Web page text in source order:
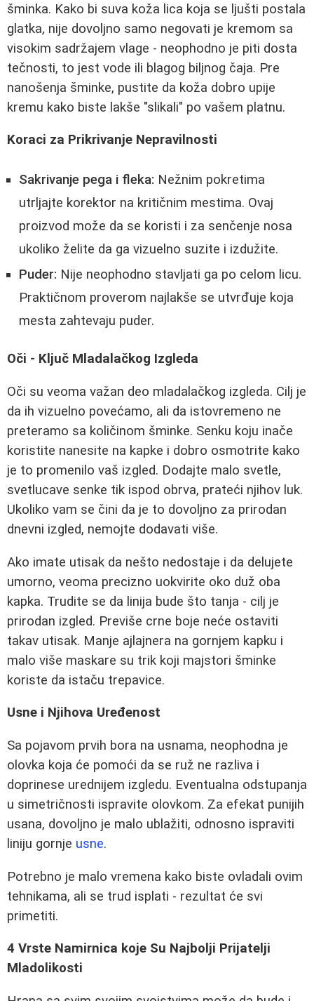
šminka. Kako bi suva koža lica koja se ljušti postala
glatka, nije dovoljno samo negovati je kremom sa
visokim sadržajem vlage - neophodno je piti dosta
tečnosti, to jest vode ili blagog biljnog čaja. Pre
nanošenja šminke, pustite da koža dobro upije
kremu kako biste lakše "slikali" po vašem platnu.
Koraci za Prikrivanje Nepravilnosti
Sakrivanje pega i fleka: Nežnim pokretima
utrljajte korektor na kritičnim mestima. Ovaj
proizvod može da se koristi i za senčenje nosa
ukoliko želite da ga vizuelno suzite i izdužite.
Puder: Nije neophodno stavljati ga po celom licu.
Praktičnom proverom najlakše se utvrđuje koja
mesta zahtevaju puder.
Oči - Ključ Mladalačkog Izgleda
Oči su veoma važan deo mladalačkog izgleda. Cilj je
da ih vizuelno povećamo, ali da istovremeno ne
preteramo sa količinom šminke. Senku koju inače
koristite nanesite na kapke i dobro osmotrite kako
je to promenilo vaš izgled. Dodajte malo svetle,
svetlucave senke tik ispod obrva, prateći njihov luk.
Ukoliko vam se čini da je to dovoljno za prirodan
dnevni izgled, nemojte dodavati više.
Ako imate utisak da nešto nedostaje i da delujete
umorno, veoma precizno uokvirite oko duž oba
kapka. Trudite se da linija bude što tanja - cilj je
prirodan izgled. Previše crne boje neće ostaviti
takav utisak. Manje ajlajnera na gornjem kapku i
malo više maskare su trik koji majstori šminke
koriste da istaču trepavice.
Usne i Njihova Uređenost
Sa pojavom prvih bora na usnama, neophodna je
olovka koja će pomoći da se ruž ne razliva i
doprinese urednijem izgledu. Eventualna odstupanja
u simetričnosti ispravite olovkom. Za efekat punijih
usana, dovoljno je malo ublažiti, odnosno ispraviti
liniju gornje usne.
Potrebno je malo vremena kako biste ovladali ovim
tehnikama, ali se trud isplati - rezultat će svi
primetiti.
4 Vrste Namirnica koje Su Najbolji Prijatelji
Mladolikosti